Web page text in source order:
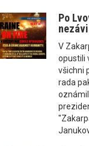
Po
V
opustili
všichni
rada